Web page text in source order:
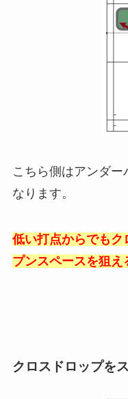
こちら側はアンダ
なります。
低い打点からでも
プンスペースを狙え
クロスドロップを